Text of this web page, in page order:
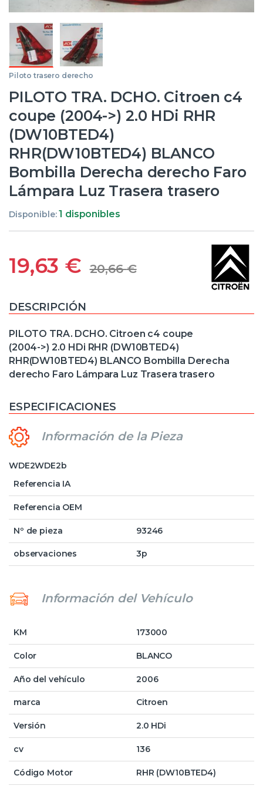
Piloto trasero derecho
PILOTO TRA. DCHO. Citroen c4
coupe (2004->) 2.0 HDi RHR
(DW10BTED4)
RHR(DW10BTED4) BLANCO
Bombilla Derecha derecho Faro
Lámpara Luz Trasera trasero
Disponible:1 disponibles
19,63 € 20,66€
DESCRIPCIÓN
PILOTO TRA. DCHO. Citroen c4 coupe
(2004->) 2.0 HDi RHR (DW10BTED4)
RHR(DW10BTED4) BLANCO Bombilla Derecha
derecho Faro Lámpara Luz Trasera trasero
ESPECIFICACIONES
Información de la Pieza
WDE2WDE2b
Referencia IA
Referencia OEM
Nº de pieza 93246
observaciones 3p
Información del Vehículo
KM 173000
Color BLANCO
Año del vehículo 2006
marca Citroen
Versión 2.0 HDi
cv 136
Código Motor RHR (DW10BTED4)